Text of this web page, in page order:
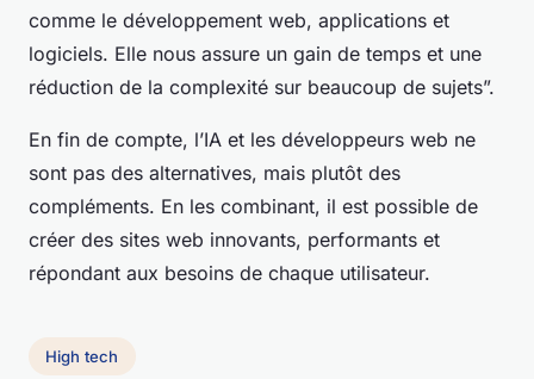
comme le développement web, applications et
logiciels. Elle nous assure un gain de temps et une
réduction de la complexité sur beaucoup de sujets”.
En fin de compte, l’IA et les développeurs web ne
sont pas des alternatives, mais plutôt des
compléments. En les combinant, il est possible de
créer des sites web innovants, performants et
répondant aux besoins de chaque utilisateur.
High tech